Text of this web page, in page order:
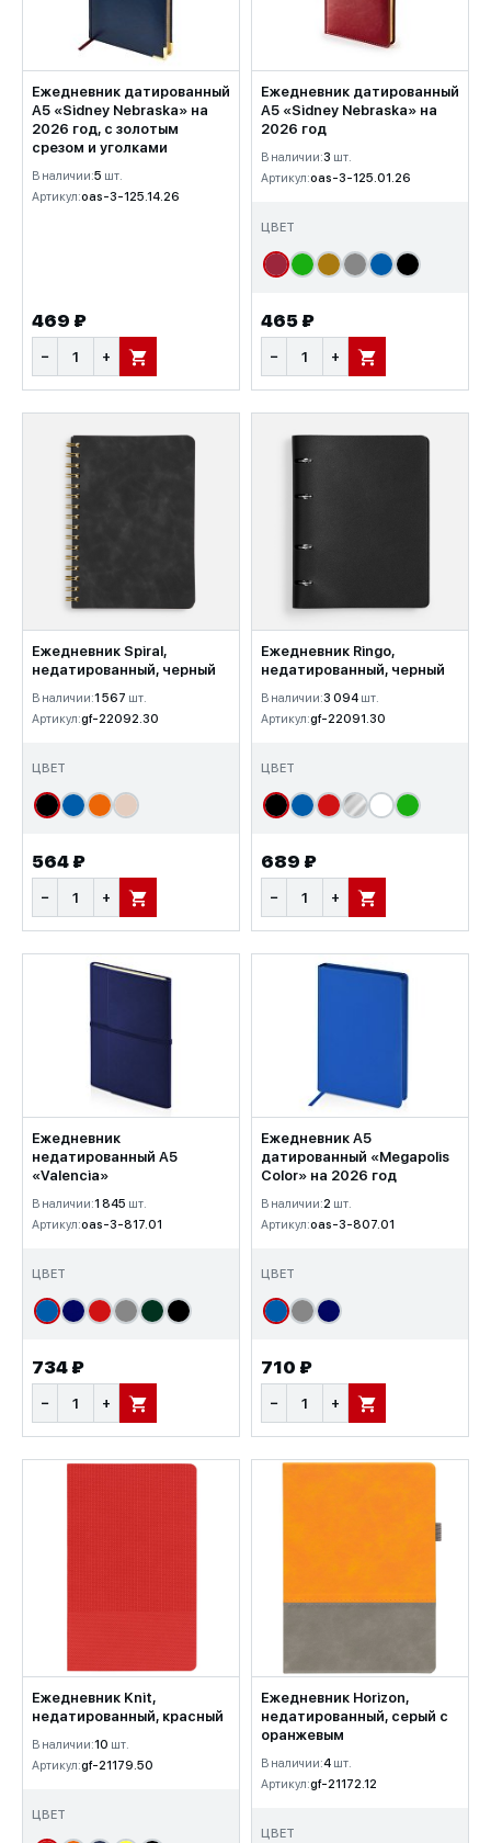
Ежедневник датированный
А5 «Sidney Nebraska» на
2026 год, с золотым
срезом и уголками
В наличии:5 шт.
Артикул:oas-3-125.14.26
469 ₽
− + В КОРЗИНУ
Ежедневник датированный
А5 «Sidney Nebraska» на
2026 год
В наличии:3 шт.
Артикул:oas-3-125.01.26
ЦВЕТ
465 ₽
− + В КОРЗИНУ
Ежедневник Spiral,
недатированный, черный
В наличии:1 567 шт.
Артикул:gf-22092.30
ЦВЕТ
564 ₽
− + В КОРЗИНУ
Ежедневник Ringo,
недатированный, черный
В наличии:3 094 шт.
Артикул:gf-22091.30
ЦВЕТ
689 ₽
− + В КОРЗИНУ
Ежедневник
недатированный А5
«Valencia»
В наличии:1 845 шт.
Артикул:oas-3-817.01
ЦВЕТ
734 ₽
− + В КОРЗИНУ
Ежедневник А5
датированный «Megapolis
Color» на 2026 год
В наличии:2 шт.
Артикул:oas-3-807.01
ЦВЕТ
710 ₽
− + В КОРЗИНУ
Ежедневник Knit,
недатированный, красный
В наличии:10 шт.
Артикул:gf-21179.50
ЦВЕТ
Ежедневник Horizon,
недатированный, серый с
оранжевым
В наличии:4 шт.
Артикул:gf-21172.12
ЦВЕТ